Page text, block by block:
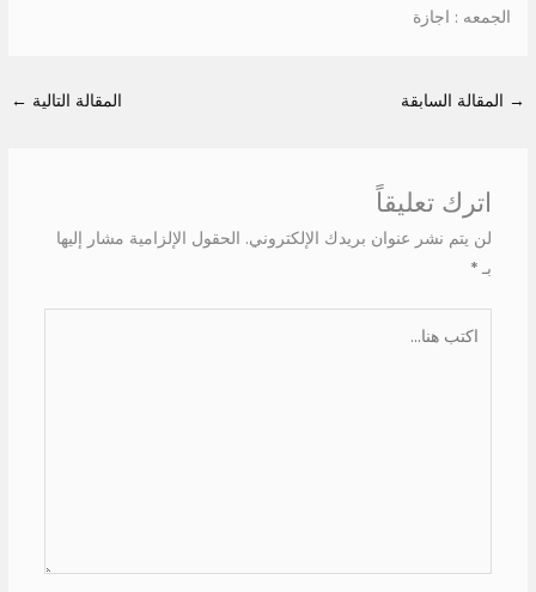
الجمعه : اجازة
→ المقالة السابقة المقالة التالية ←
اترك تعليقاً
لن يتم نشر عنوان بريدك الإلكتروني. الحقول الإلزامية مشار إليها
بـ *